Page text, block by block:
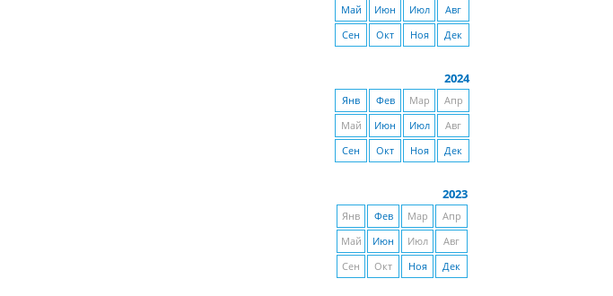
Май
Июн Июл
Авг
Сен
Окт Ноя Дек
2024
Янв Фев Мар
Апр
Май
Июн Июл
Авг
Сен
Окт Ноя Дек
2023
Янв Фев Мар
Апр
Май
Июн Июл
Авг
Сен
Окт Ноя Дек